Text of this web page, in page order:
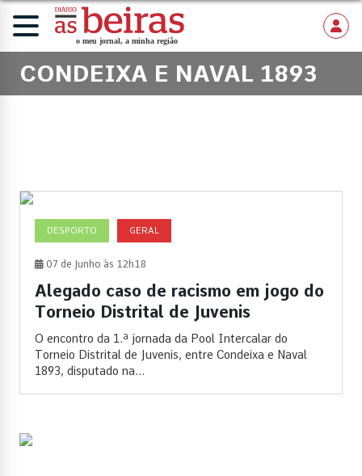
CONDEIXA E NAVAL 1893
DESPORTO GERAL
07 de Junho às 12h18
Alegado caso de racismo em jogo do
Torneio Distrital de Juvenis
O encontro da 1.ª jornada da Pool Intercalar do
Torneio Distrital de Juvenis, entre Condeixa e Naval
1893, disputado na...